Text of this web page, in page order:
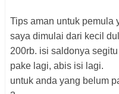
Tips aman untuk pemula
saya dimulai dari kecil
200rb. isi saldonya
pake lagi, abis isi lagi.
untuk anda yang belum